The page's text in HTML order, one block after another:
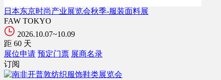
日本东京时尚产业展览会秋季-服装面料展
FAW TOKYO
2026.10.07~10.09
距 60 天
展位申请 预定门票 展商名录
订阅